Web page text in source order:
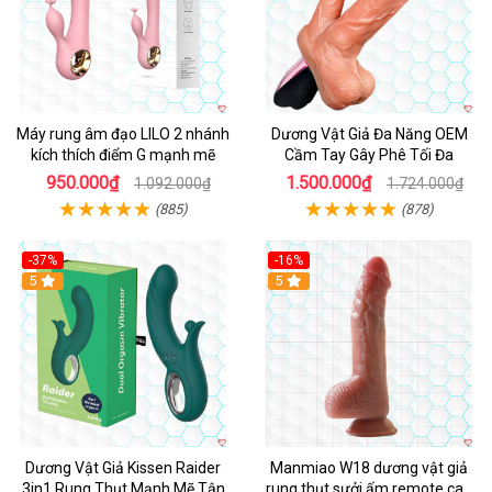
Máy rung âm đạo LILO 2 nhánh
kích thích điểm G mạnh mẽ
950.000₫ 1.092.000₫
(885)
Dương Vật Giả Đa Năng OEM
Cầm Tay Gây Phê Tối Đa
1.500.000₫ 1.724.000₫
(878)
-37%
Hot
5
Dương Vật Giả Kissen Raider
-16%
Hot
5
Manmiao W18 dương vật giả